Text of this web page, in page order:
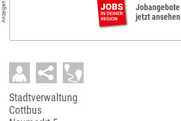
Anzeigen
Jobangebote
jetzt ansehen
Stadtverwaltung
Cottbus